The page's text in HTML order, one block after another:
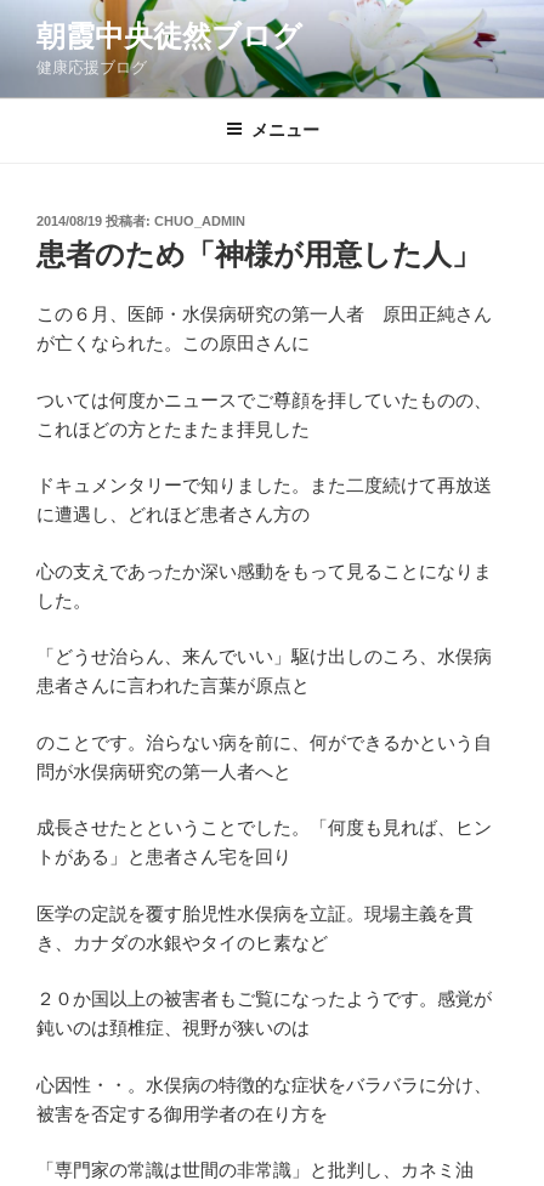
ン
朝霞中央徒然ブログ
健康応援ブログ
メニュー
投
稿
日:
2014/08/19 投稿者: CHUO_ADMIN
患者のため「神様が用意した人」
この６月、医師・水俣病研究の第一人者 原田正純さん
が亡くなられた。この原田さんに
ついては何度かニュースでご尊顔を拝していたものの、
これほどの方とたまたま拝見した
ドキュメンタリーで知りました。また二度続けて再放送
に遭遇し、どれほど患者さん方の
心の支えであったか深い感動をもって見ることになりま
した。
「どうせ治らん、来んでいい」駆け出しのころ、水俣病
患者さんに言われた言葉が原点と
のことです。治らない病を前に、何ができるかという自
問が水俣病研究の第一人者へと
成長させたとということでした。「何度も見れば、ヒン
トがある」と患者さん宅を回り
医学の定説を覆す胎児性水俣病を立証。現場主義を貫
き、カナダの水銀やタイのヒ素など
２０か国以上の被害者もご覧になったようです。感覚が
鈍いのは頚椎症、視野が狭いのは
心因性・・。水俣病の特徴的な症状をバラバラに分け、
被害を否定する御用学者の在り方を
「専門家の常識は世間の非常識」と批判し、カネミ油